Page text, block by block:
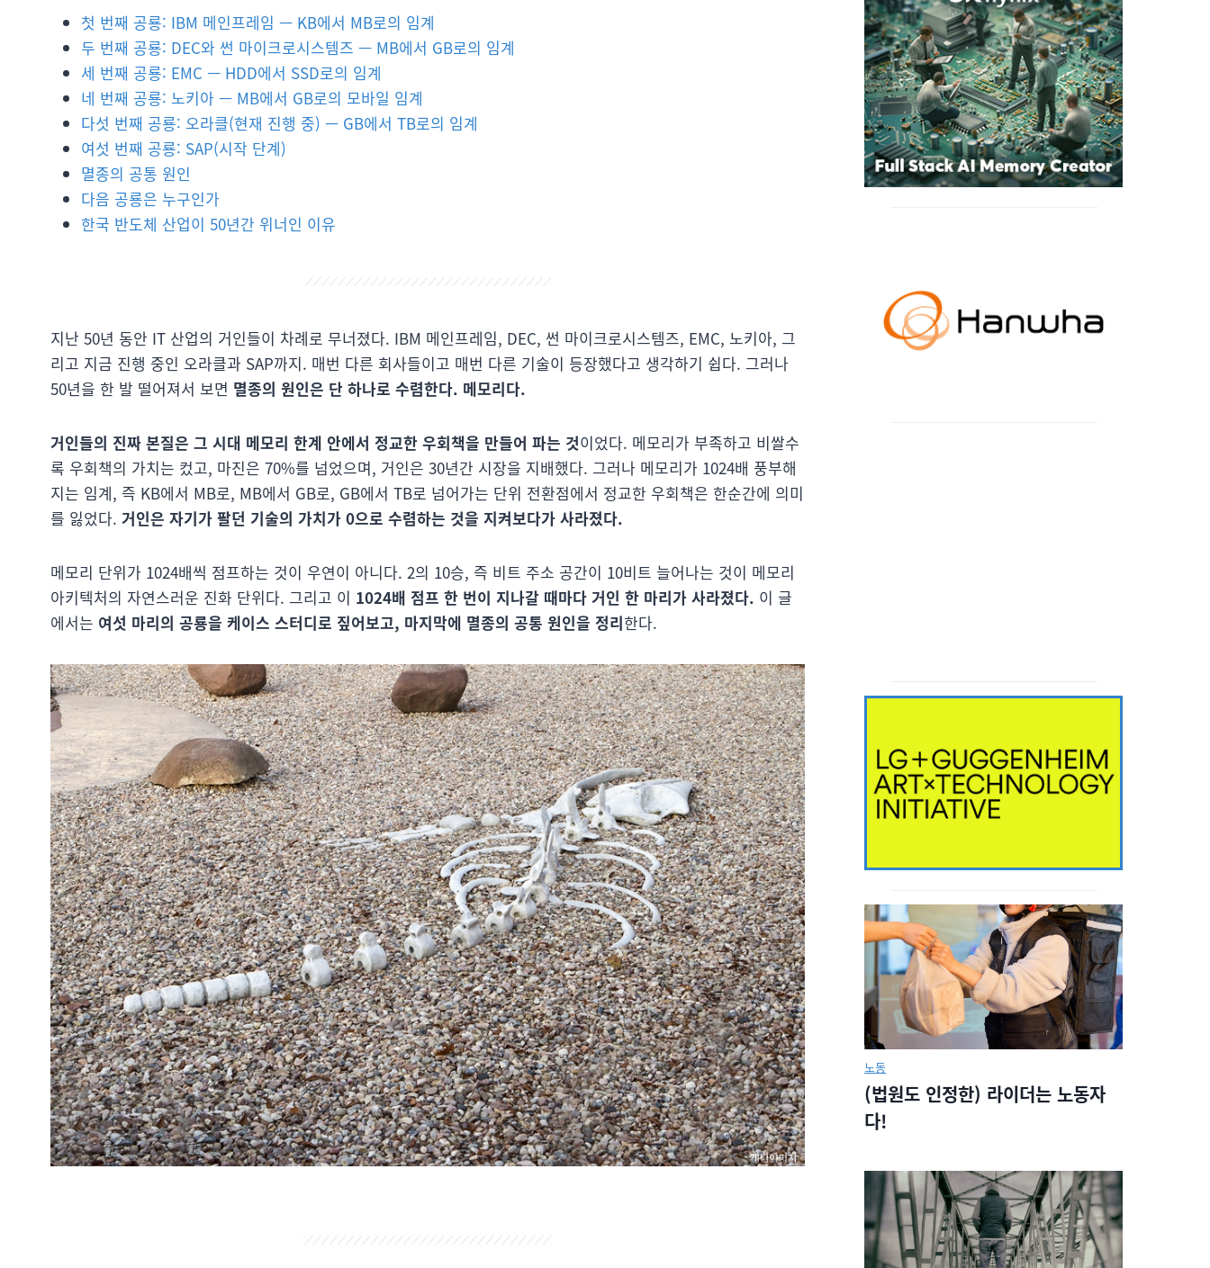
첫 번째 공룡: IBM 메인프레임 — KB에서 MB로의 임계
두 번째 공룡: DEC와 썬 마이크로시스템즈 — MB에서 GB로의 임계
세 번째 공룡: EMC — HDD에서 SSD로의 임계
네 번째 공룡: 노키아 — MB에서 GB로의 모바일 임계
다섯 번째 공룡: 오라클(현재 진행 중) — GB에서 TB로의 임계
여섯 번째 공룡: SAP(시작 단계)
멸종의 공통 원인
다음 공룡은 누구인가
한국 반도체 산업이 50년간 위너인 이유
지난 50년 동안 IT 산업의 거인들이 차례로 무너졌다. IBM 메인프레임, DEC, 썬 마이크로시스템즈, EMC, 노키아, 그
리고 지금 진행 중인 오라클과 SAP까지. 매번 다른 회사들이고 매번 다른 기술이 등장했다고 생각하기 쉽다. 그러나
50년을 한 발 떨어져서 보면 멸종의 원인은 단 하나로 수렴한다. 메모리다.
거인들의 진짜 본질은 그 시대 메모리 한계 안에서 정교한 우회책을 만들어 파는 것이었다. 메모리가 부족하고 비쌀수
록 우회책의 가치는 컸고, 마진은 70%를 넘었으며, 거인은 30년간 시장을 지배했다. 그러나 메모리가 1024배 풍부해
지는 임계, 즉 KB에서 MB로, MB에서 GB로, GB에서 TB로 넘어가는 단위 전환점에서 정교한 우회책은 한순간에 의미
를 잃었다. 거인은 자기가 팔던 기술의 가치가 0으로 수렴하는 것을 지켜보다가 사라졌다.
메모리 단위가 1024배씩 점프하는 것이 우연이 아니다. 2의 10승, 즉 비트 주소 공간이 10비트 늘어나는 것이 메모리
아키텍처의 자연스러운 진화 단위다. 그리고 이 1024배 점프 한 번이 지나갈 때마다 거인 한 마리가 사라졌다. 이 글
에서는 여섯 마리의 공룡을 케이스 스터디로 짚어보고, 마지막에 멸종의 공통 원인을 정리한다.
노동
(법원도 인정한) 라이더는 노동자
다!